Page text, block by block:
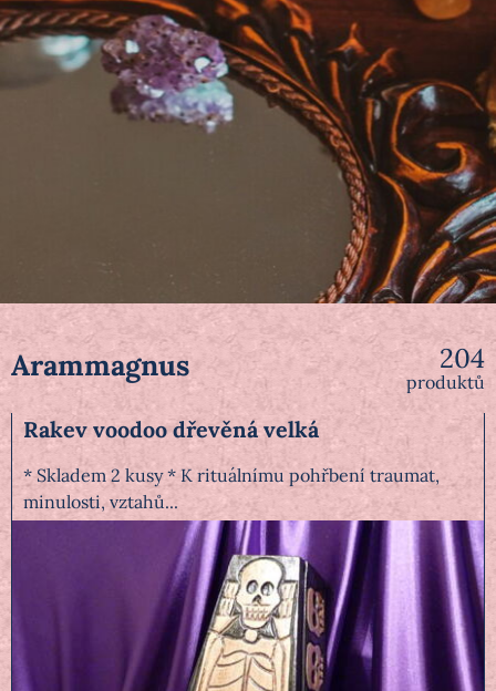
Arammagnus 204
produktů
Rakev voodoo dřevěná velká
* Skladem 2 kusy * K rituálnímu pohřbení traumat,
minulosti, vztahů...